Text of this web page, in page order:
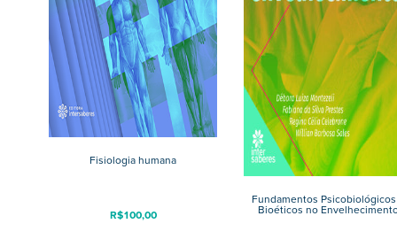
Fisiologia humana
R$100,00
Fundamentos
Bioéticos no